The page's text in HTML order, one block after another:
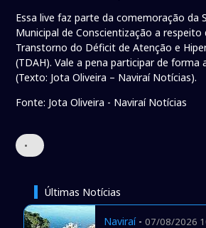
Essa live faz parte da comemoração da
Municipal de Conscientização a respeito
Transtorno do Déficit de Atenção e
(TDAH). Vale a pena participar de forma
(Texto: Jota Oliveira – Naviraí Notícias).
Fonte: Jota Oliveira - Naviraí Notícias
•
Últimas Notícias
Naviraí- 07/08/2026